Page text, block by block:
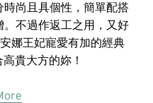
尚且具個性，簡單配搭
不過作返工之用，又好
娜王妃寵愛有加的經典
貴大方的妳！